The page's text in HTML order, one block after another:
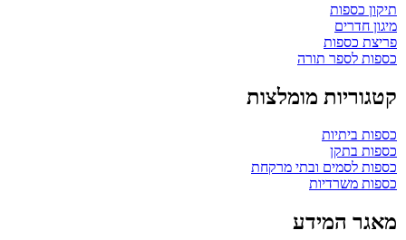
תיקון כספות
מיגון חדרים
פריצת כספות
כספות לספר תורה
קטגוריות מומלצות
כספות ביתיות
כספות בתקן
כספות לסמים ובתי מרקחת
כספות משרדיות
מאגר המידע